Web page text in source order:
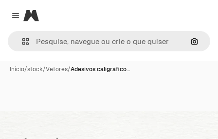
Close menu
Magnific
Início/stock/Vetores/Adesivos caligráfico…